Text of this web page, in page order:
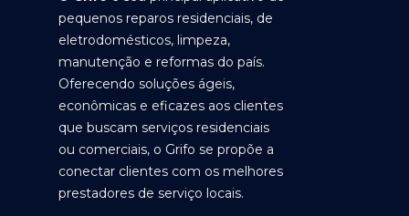
pequenos reparos residenciais, de
eletrodomésticos, limpeza,
manutenção e reformas do país.
Oferecendo soluções ágeis,
econômicas e eficazes aos clientes
que buscam serviços residenciais
ou comerciais, o Grifo se propõe a
conectar clientes com os melhores
prestadores de serviço locais.